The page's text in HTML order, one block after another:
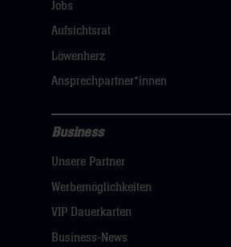
hier
Jobs
Aufsichtsrat
Löwenherz
Ansprechpartner*innen
Navigation
öffnen,
dann
Business
Unsere Partner
Werbemöglichkeiten
VIP Dauerkarten
Business-News